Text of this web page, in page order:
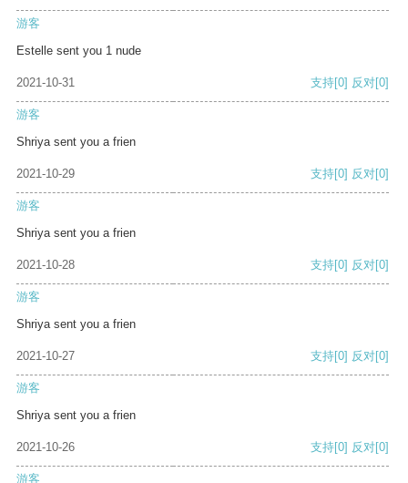
游客
Estelle sent you 1 nude
2021-10-31 支持[0] 反对[0]
游客
Shriya sent you a frien
2021-10-29 支持[0] 反对[0]
游客
Shriya sent you a frien
2021-10-28 支持[0] 反对[0]
游客
Shriya sent you a frien
2021-10-27 支持[0] 反对[0]
游客
Shriya sent you a frien
2021-10-26 支持[0] 反对[0]
游客